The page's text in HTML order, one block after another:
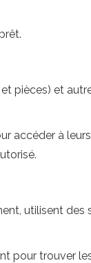
pièces) et
accéder à
utilisent des
pour trouver